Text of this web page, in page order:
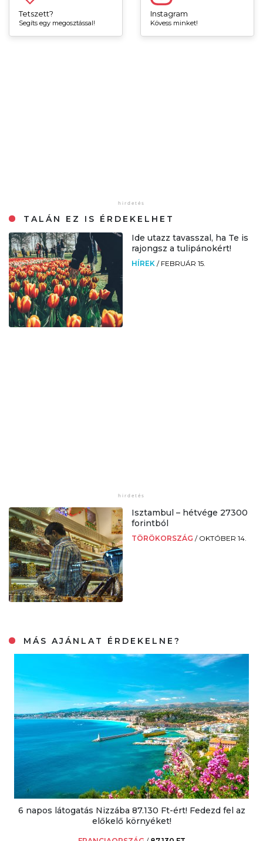
Tetszett?
Segíts egy megosztással!
Instagram
Kövess minket!
TALÁN EZ IS ÉRDEKELHET
Ide utazz tavasszal, ha Te is
rajongsz a tulipánokért!
HÍREK / FEBRUÁR 15.
Isztambul – hétvége 27300
forintból
TÖRÖKORSZÁG / OKTÓBER 14.
MÁS AJÁNLAT ÉRDEKELNE?
6 napos látogatás Nizzába 87.130 Ft-ért! Fedezd fel az
előkelő környéket!